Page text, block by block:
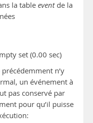
la table eventde la
set (0.00 sec)
n’y
un événement à
pas conservé par
pour qu’il puisse